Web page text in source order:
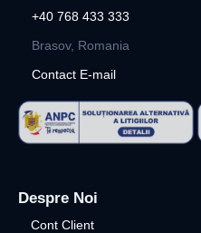
+40 768 433 333
Brasov, Romania
Contact E-mail
Despre Noi
Cont Client